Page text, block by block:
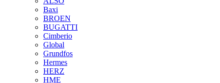
Baxi
BROEN
BUGATTI
Cimberio
Global
Grundfos
Hermes
HERZ
HME